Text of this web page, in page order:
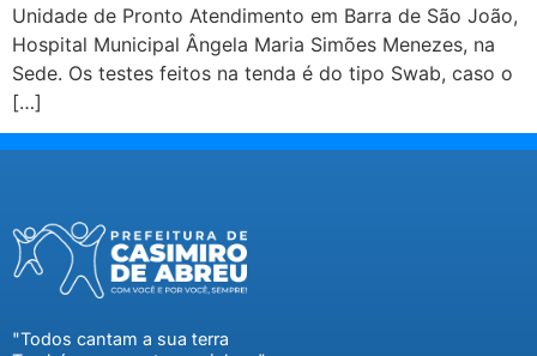
Unidade de Pronto Atendimento em Barra de São João,
Hospital Municipal Ângela Maria Simões Menezes, na
Sede. Os testes feitos na tenda é do tipo Swab, caso o
[…]
"Todos cantam a sua terra